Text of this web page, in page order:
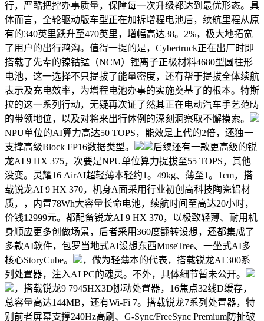
行，严酷把控办事质量，保障每一次升级都达到最优形态。具
体而言，全轮驱动版车型正在加拆增程电池后，续航里程从原
有的340英里跃升至470英里，增幅高达38。2%，极大地拓宽
了用户的出行鸿沟。值得一提的是，Cybertruck正在出厂时即
搭载了先辈的镍钴锰（NCM）锂离子正极材料4680型圆柱形
电池，这一选择不只提拔了能量密度，还有帮于提拔全体续航
表示及充电效率，为增程电池办事的实施奠基了的根本。特斯
拉的这一系列行动，无疑再次证了然其正在电动汽车手艺范畴
的带领地位，以及对将来出行体例的深刻洞察取不懈摸索。
NPU单位的AI算力高达50 TOPS，能效是上代的2倍，还独一
支撑高级Block FP16数据类型。
后续还有一款更高级的锐
龙AI 9 HX 375，次要是NPU单位算力提拔至55 TOPS，其他
没变。灵耀16 AirAI超轻薄本轻约1。49kg、薄至1。1cm，搭
载锐龙AI 9 HX 370，机身A面采用行业初创高科技陶瓷铝材
质，，内置78Wh大容量长命电池，续航时间至高达20小时，
价钱12999元。都配备锐龙AI 9 HX 370，以极致轻薄、耐用机
身顺应更多创做场景，后者采用360度翻转设想，还都集成了
多款AI软件，包罗当地式AI设想东西MuseTree、一坐式AI多
核心StoryCube。
，做为轻薄本的代表，搭载锐龙AI 300系
列处置器，注入AI PC的魂灵。不外，具体细节暂未公开。
，搭载锐龙9 7945HX3D挪动处置器，16焦点32线D缓存，
总容量高达144MB，还有Wi-Fi 7。搭载锐龙7系列处置器，特
别前者屏幕支撑240Hz高刷、G-Sync/FreeSync Premium防扯破